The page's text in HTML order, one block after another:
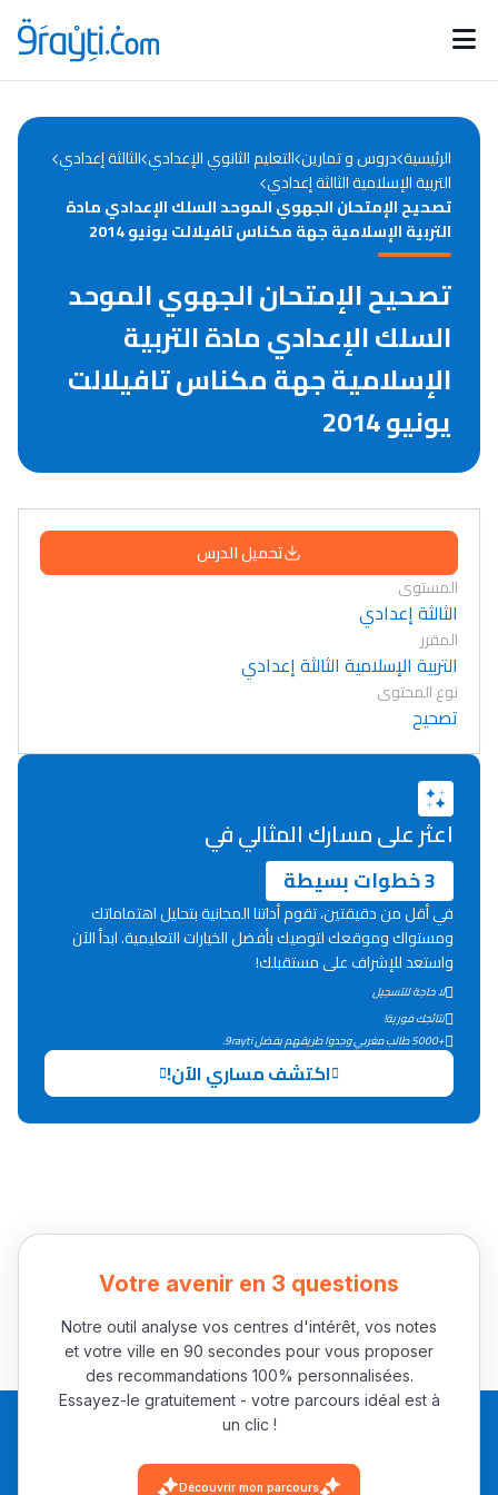
Catégories
d'actualités
Annonces bourses
Lycée Maroc
Collège au Maroc
Interviews/Vidéos
+ de 89 Interviews/Vidéos
دليل المهن
الرئيسية دروس و تمارين التعليم الثانوي الإعدادي الثالثة إعدادي
التربية الإسلامية الثالثة إعدادي
تصحيح الإمتحان الجهوي الموحد السلك الإعدادي مادة
التربية الإسلامية جهة مكناس تافيلالت يونيو 2014
تصحيح الإمتحان الجهوي الموحد
السلك الإعدادي مادة التربية
الإسلامية جهة مكناس تافيلالت
يونيو 2014
تحميل الدرس
المستوى
الثالثة إعدادي
المقرر
التربية الإسلامية الثالثة إعدادي
نوع المحتوى
تصحيح
اعثر على مسارك المثالي في
3 خطوات بسيطة
في أقل من دقيقتين، تقوم أداتنا المجانية بتحليل اهتماماتك
ومستواك وموقعك لتوصيك بأفضل الخيارات التعليمية. ابدأ الآن
واستعد للإشراف على مستقبلك!
لا حاجة للتسجيل
نتائجك فورية!
+5000 طالب مغربي وجدوا طريقهم بفضل 9rayti.
اكتشف مساري الآن!
Votre avenir en 3 questions
Notre outil analyse vos centres d'intérêt, vos notes
et votre ville en 90 secondes pour vous proposer
des recommandations 100% personnalisées.
Essayez-le gratuitement - votre parcours idéal est à
un clic !
Découvrir mon parcours